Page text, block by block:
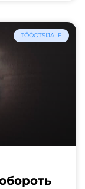
TÖÖOTSIJALE